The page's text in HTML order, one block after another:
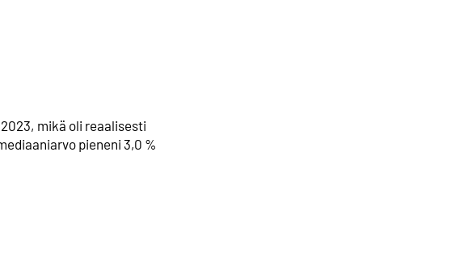
mikä oli reaalisesti
pieneni 3,0 %